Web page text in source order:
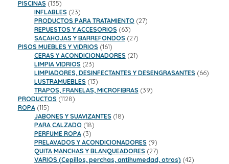
PISCINAS 135135
productos
INFLABLES 2323
productos
PRODUCTOS PARA TRATAMIENTO 2727
REPUESTOS Y ACCESORIOS 6363
productos
SACAHOJAS Y BARREFONDOS 2727
PISOS MUEBLES Y VIDRIOS 161161
productos
CERAS Y ACONDICIONADORES 2121
LIMPIA VIDRIOS 2323
productos
LIMPIADORES, DESINFECTANTES Y DESENGRASANTES 6666
LUSTRAMUEBLES 1313
productos
TRAPOS, FRANELAS, MICROFIBRAS 3939
PRODUCTOS 11281128
ROPA 115115
productos
JABONES Y SUAVIZANTES 1818
PARA CALZADO 1818
PERFUME ROPA 33
productos
PRELAVADOS Y ACONDICIONADORES 99
productos
QUITA MANCHAS Y BLANQUEADORES 2727
productos
VARIOS (Cepillos, perchas, antihumedad, otros) 4242